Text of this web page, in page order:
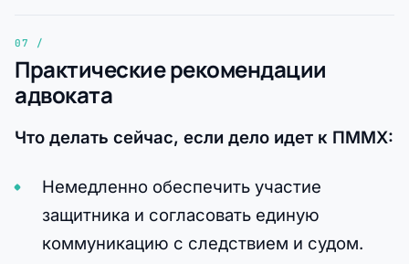
Практические рекомендации
адвоката
Что делать сейчас, если дело идет к ПММХ:
Немедленно обеспечить участие
защитника и согласовать единую
коммуникацию с следствием и судом.